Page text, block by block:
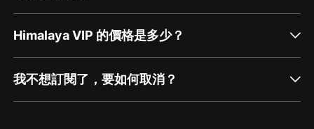
Himalaya VIP 的價格是多少？
我不想訂閱了，要如何取消？